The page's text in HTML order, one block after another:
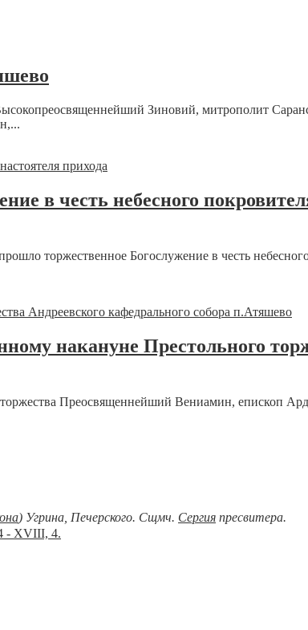
Зиновий, митрополит
в честь небесного
торжественное Богослужение в честь
накануне Престольного
торжества Преосвященнейший Вениамин, епископ
) Угрина, Печерского. Сщмч. Сергия пресвитера.
- XVIII, 4.